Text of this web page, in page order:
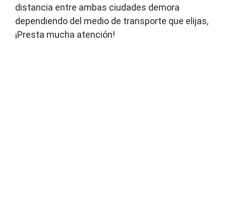
distancia entre ambas ciudades demora
dependiendo del medio de transporte que elijas,
¡Presta mucha atención!